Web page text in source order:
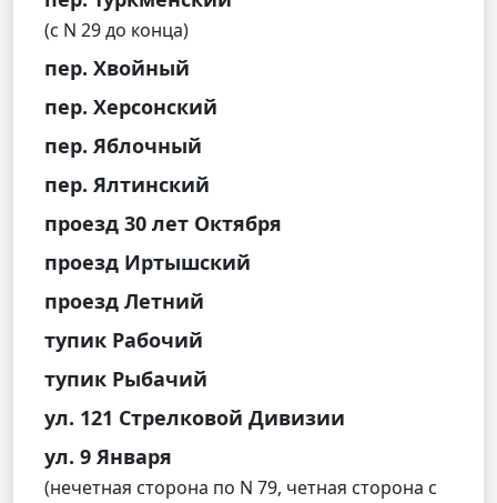
(с N 29 до конца)
пер. Хвойный
пер. Херсонский
пер. Яблочный
пер. Ялтинский
проезд 30 лет Октября
проезд Иртышский
проезд Летний
тупик Рабочий
тупик Рыбачий
ул. 121 Стрелковой Дивизии
ул. 9 Января
(нечетная сторона по N 79, четная сторона с